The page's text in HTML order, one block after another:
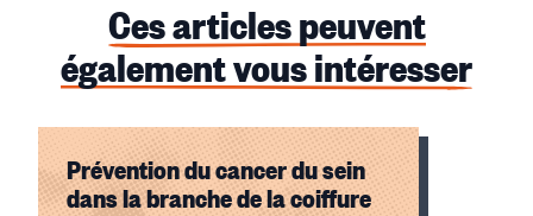
Ces articles peuvent
également vous intéresser
Prévention du cancer du sein
dans la branche de la coiffure